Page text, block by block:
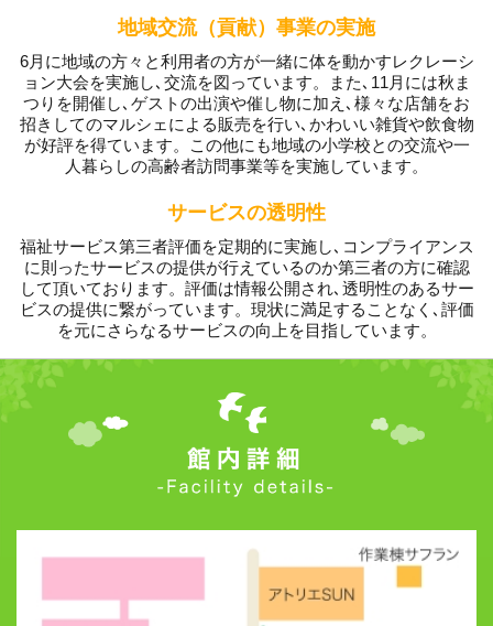
地域交流（貢献）事業の実施
6月に地域の方々と利用者の方が一緒に体を動かすレクレーシ
ョン大会を実施し､交流を図っています。また､11月には秋ま
つりを開催し､ゲストの出演や催し物に加え､様々な店舗をお
招きしてのマルシェによる販売を行い､かわいい雑貨や飲食物
が好評を得ています。この他にも地域の小学校との交流や一
人暮らしの高齢者訪問事業等を実施しています。
サービスの透明性
福祉サービス第三者評価を定期的に実施し､コンプライアンス
に則ったサービスの提供が行えているのか第三者の方に確認
して頂いております。評価は情報公開され､透明性のあるサー
ビスの提供に繋がっています。現状に満足することなく､評価
を元にさらなるサービスの向上を目指しています。